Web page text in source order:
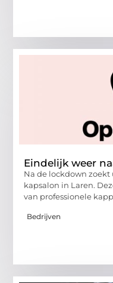
Eindelijk weer
Na de lockdown
kapsalon in Laren.
van professionele
Bedrijven